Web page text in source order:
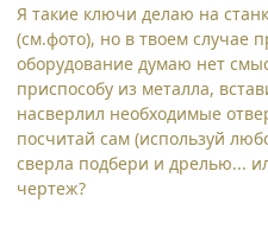
Я такие ключи делаю на
(см.фото), но в твоем случае
оборудование думаю нет
приспособу из металла,
насверлил необходимые
посчитай сам (используй
сверла подбери и дрелью...
чертеж?